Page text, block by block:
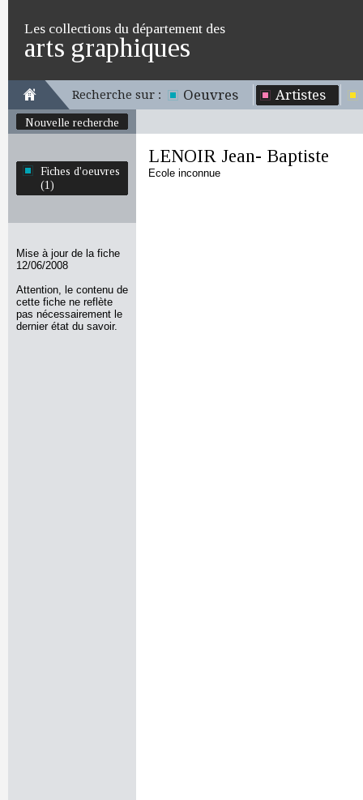
Les collections du département des
arts graphiques
Recherche sur : Oeuvres Artistes
Nouvelle recherche
Fiches d'oeuvres
(1)
Mise à jour de la fiche
12/06/2008
Attention, le contenu de
cette fiche ne reflète
pas nécessairement le
dernier état du savoir.
LENOIR Jean- Baptiste
Ecole inconnue